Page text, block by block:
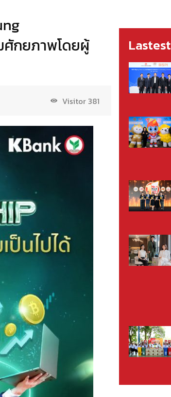
ศักยภาพโดยผู้
Visitor 381
Lastest